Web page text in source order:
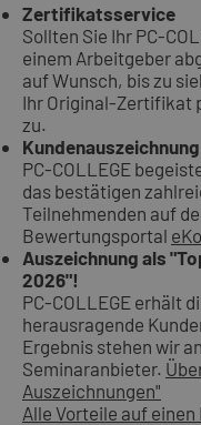
Zertifikatsservice
Sollten Sie Ihr PC-
einem Arbeitgeber
auf Wunsch, bis zu
Ihr Original-Zertifikat
zu.
Kundenauszeichnung
PC-COLLEGE
das bestätigen
Teilnehmenden auf
Bewertungsportal
Auszeichnung als
2026"!
PC-COLLEGE erhält
herausragende
Ergebnis stehen wir
Seminaranbieter.
Auszeichnungen"
Alle Vorteile auf einen